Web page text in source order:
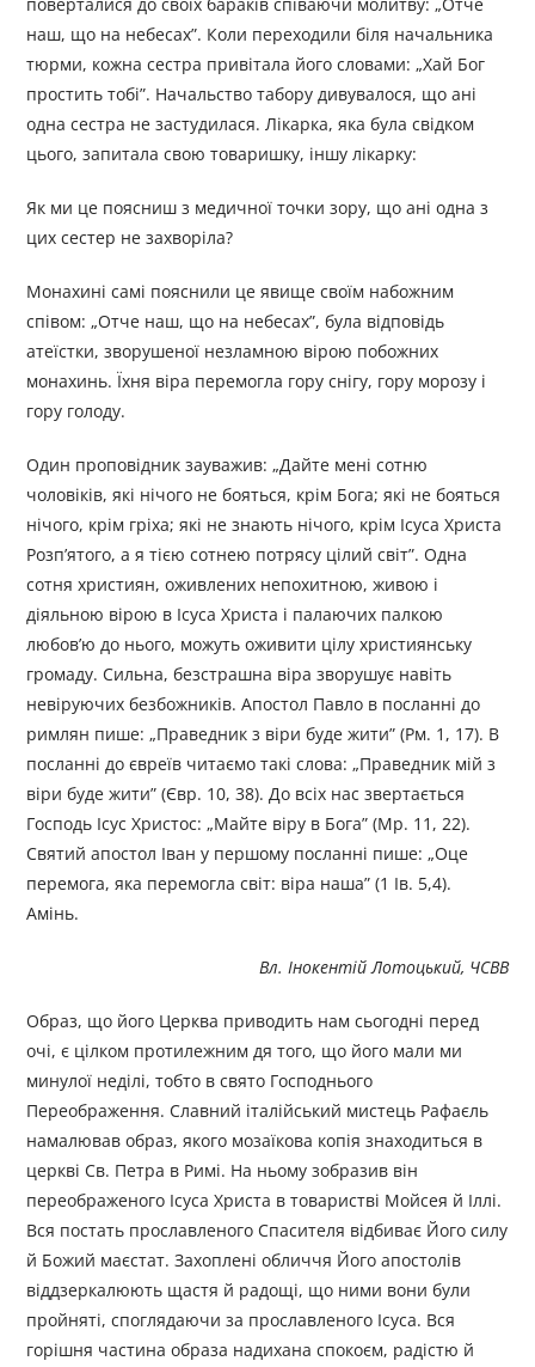
наш, що на небесах”. Коли переходили біля начальника
тюрми, кожна сестра привітала його словами: „Хай Бог
простить тобі”. Начальство табору дивувалося, що ані
одна сестра не застудилася. Лікарка, яка була свідком
цього, запитала свою товаришку, іншу лікарку:
Як ми це поясниш з медичної точки зору, що ані одна з
цих сестер не захворіла?
Монахині самі пояснили це явище своїм набожним
співом: „Отче наш, що на небесах”, була відповідь
атеїстки, зворушеної незламною вірою побожних
монахинь. Їхня віра перемогла гору снігу, гору морозу і
гору голоду.
Один проповідник зауважив: „Дайте мені сотню
чоловіків, які нічого не бояться, крім Бога; які не бояться
нічого, крім гріха; які не знають нічого, крім Ісуса Христа
Розп’ятого, а я тією сотнею потрясу цілий світ”. Одна
сотня християн, оживлених непохитною, живою і
діяльною вірою в Ісуса Христа і палаючих палкою
любов’ю до нього, можуть оживити цілу християнську
громаду. Сильна, безстрашна віра зворушує навіть
невіруючих безбожників. Апостол Павло в посланні до
римлян пише: „Праведник з віри буде жити” (Рм. 1, 17). В
посланні до євреїв читаємо такі слова: „Праведник мій з
віри буде жити” (Євр. 10, 38). До всіх нас звертається
Господь Ісус Христос: „Майте віру в Бога” (Мр. 11, 22).
Святий апостол Іван у першому посланні пише: „Оце
перемога, яка перемогла світ: віра наша” (1 Ів. 5,4).
Амінь.
Вл. Інокентій Лотоцький, ЧСВВ
Образ, що його Церква приводить нам сьогодні перед
очі, є цілком протилежним дя того, що його мали ми
минулої неділі, тобто в свято Господнього
Переображення. Славний італійський мистець Рафаєль
намалював образ, якого мозаїкова копія знаходиться в
церкві Св. Петра в Римі. На ньому зобразив він
переображеного Ісуса Христа в товаристві Мойсея й Іллі.
Вся постать прославленого Спасителя відбиває Його силу
й Божий маєстат. Захоплені обличчя Його апостолів
віддзеркалюють щастя й радощі, що ними вони були
пройняті, споглядаючи за прославленого Ісуса. Вся
горішня частина образа надихана спокоєм, радістю й